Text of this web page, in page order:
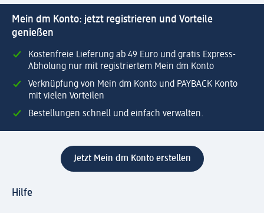
Mein dm Konto: jetzt registrieren und Vorteile
genießen
Kostenfreie Lieferung ab 49 Euro und gratis Express-
Abholung nur mit registriertem Mein dm Konto
Verknüpfung von Mein dm Konto und PAYBACK Konto
mit vielen Vorteilen
Bestellungen schnell und einfach verwalten.
Jetzt Mein dm Konto erstellen
Hilfe